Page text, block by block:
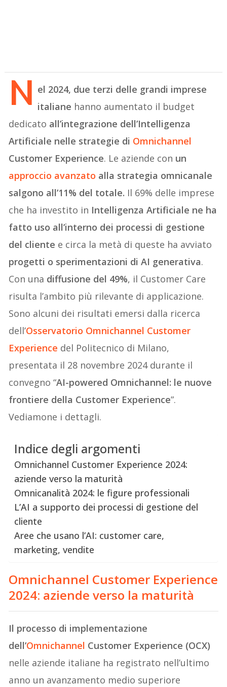
N el 2024, due terzi delle grandi imprese
italiane hanno aumentato il budget
dedicato all’integrazione dell’Intelligenza
Artificiale nelle strategie di Omnichannel
Customer Experience. Le aziende con un
approccio avanzato alla strategia omnicanale
salgono all’11% del totale. Il 69% delle imprese
che ha investito in Intelligenza Artificiale ne ha
fatto uso all’interno dei processi di gestione
del cliente e circa la metà di queste ha avviato
progetti o sperimentazioni di AI generativa.
Con una diffusione del 49%, il Customer Care
risulta l’ambito più rilevante di applicazione.
Sono alcuni dei risultati emersi dalla ricerca
dell’Osservatorio Omnichannel Customer
Experience del Politecnico di Milano,
presentata il 28 novembre 2024 durante il
convegno “AI-powered Omnichannel: le nuove
frontiere della Customer Experience”.
Vediamone i dettagli.
Indice degli argomenti
Omnichannel Customer Experience 2024:
aziende verso la maturità
Omnicanalità 2024: le figure professionali
L’AI a supporto dei processi di gestione del
cliente
Aree che usano l’AI: customer care,
marketing, vendite
Omnichannel Customer Experience
2024: aziende verso la maturità
Il processo di implementazione
dell’Omnichannel Customer Experience (OCX)
nelle aziende italiane ha registrato nell’ultimo
anno un avanzamento medio superiore